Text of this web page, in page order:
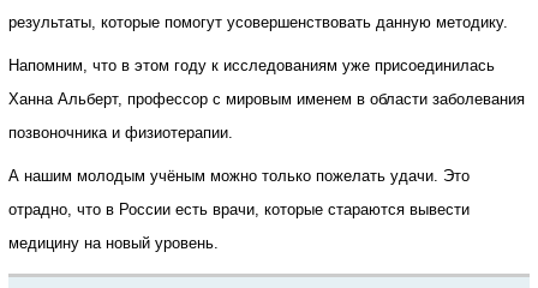
результаты, которые помогут усовершенствовать данную методику.
Напомним, что в этом году к исследованиям уже присоединилась
Ханна Альберт, профессор с мировым именем в области заболевания
позвоночника и физиотерапии.
А нашим молодым учёным можно только пожелать удачи. Это
отрадно, что в России есть врачи, которые стараются вывести
медицину на новый уровень.